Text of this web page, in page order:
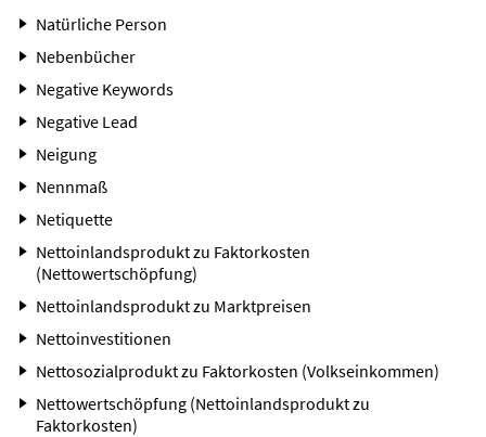
Natürliche Person
Nebenbücher
Negative Keywords
Negative Lead
Neigung
Nennmaß
Netiquette
Nettoinlandsprodukt zu Faktorkosten
(Nettowertschöpfung)
Nettoinlandsprodukt zu Marktpreisen
Nettoinvestitionen
Nettosozialprodukt zu Faktorkosten (Volkseinkommen)
Nettowertschöpfung (Nettoinlandsprodukt zu
Faktorkosten)